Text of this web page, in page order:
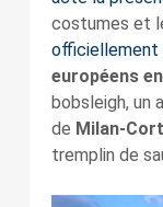
costumes et
officiellement
européens
bobsleigh, un
de Milan-
tremplin de